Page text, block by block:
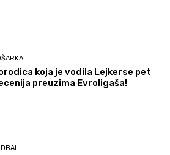
koja je vodila Lejkerse pet
preuzima Evroligaša!